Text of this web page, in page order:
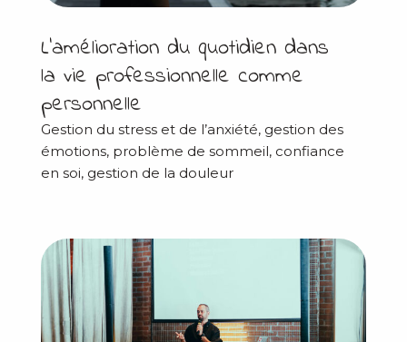
L’amélioration du quotidien dans
la vie professionnelle comme
personnelle
Gestion du stress et de l’anxiété, gestion des
émotions, problème de sommeil, confiance
en soi, gestion de la douleur